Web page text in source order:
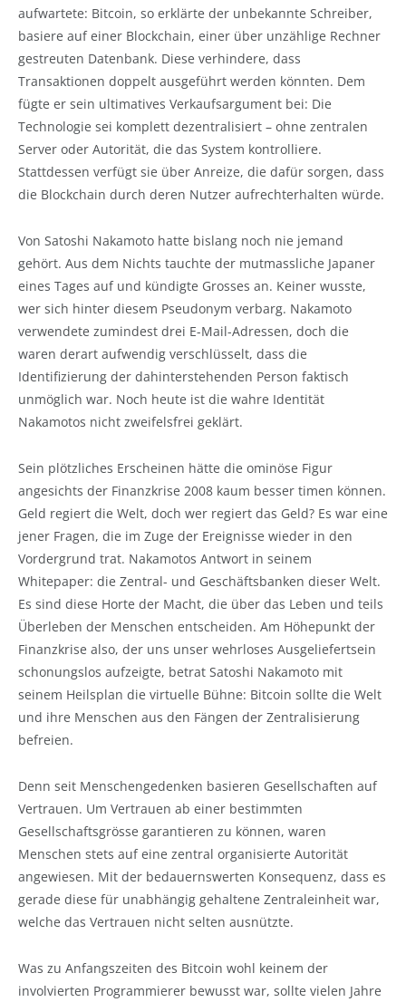
aufwartete: Bitcoin, so erklärte der unbekannte Schreiber,
basiere auf einer Blockchain, einer über unzählige Rechner
gestreuten Datenbank. Diese verhindere, dass
Transaktionen doppelt ausgeführt werden könnten. Dem
fügte er sein ultimatives Verkaufsargument bei: Die
Technologie sei komplett dezentralisiert – ohne zentralen
Server oder Autorität, die das System kontrolliere.
Stattdessen verfügt sie über Anreize, die dafür sorgen, dass
die Blockchain durch deren Nutzer aufrechterhalten würde.
Von Satoshi Nakamoto hatte bislang noch nie jemand
gehört. Aus dem Nichts tauchte der mutmassliche Japaner
eines Tages auf und kündigte Grosses an. Keiner wusste,
wer sich hinter diesem Pseudonym verbarg. Nakamoto
verwendete zumindest drei E-Mail-Adressen, doch die
waren derart aufwendig verschlüsselt, dass die
Identifizierung der dahinterstehenden Person faktisch
unmöglich war. Noch heute ist die wahre Identität
Nakamotos nicht zweifelsfrei geklärt.
Sein plötzliches Erscheinen hätte die ominöse Figur
angesichts der Finanzkrise 2008 kaum besser timen können.
Geld regiert die Welt, doch wer regiert das Geld? Es war eine
jener Fragen, die im Zuge der Ereignisse wieder in den
Vordergrund trat. Nakamotos Antwort in seinem
Whitepaper: die Zentral- und Geschäftsbanken dieser Welt.
Es sind diese Horte der Macht, die über das Leben und teils
Überleben der Menschen entscheiden. Am Höhepunkt der
Finanzkrise also, der uns unser wehrloses Ausgeliefertsein
schonungslos aufzeigte, betrat Satoshi Nakamoto mit
seinem Heilsplan die virtuelle Bühne: Bitcoin sollte die Welt
und ihre Menschen aus den Fängen der Zentralisierung
befreien.
Denn seit Menschengedenken basieren Gesellschaften auf
Vertrauen. Um Vertrauen ab einer bestimmten
Gesellschaftsgrös­se garantieren zu können, waren
Menschen stets auf eine zentral organisierte Autorität
angewiesen. Mit der bedauernswerten Konsequenz, dass es
gerade diese für unabhängig gehaltene Zentraleinheit war,
welche das Vertrauen nicht selten ausnützte.
Was zu Anfangszeiten des Bitcoin wohl keinem der
involvierten Programmierer bewusst war, sollte vielen Jahre